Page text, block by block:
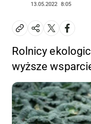
13.05.2022 8:05
Rolnicy
wyższe